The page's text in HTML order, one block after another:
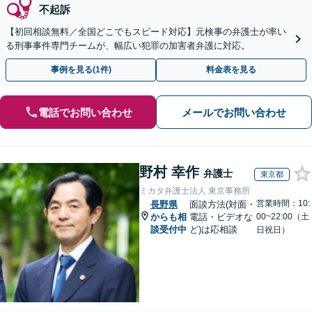
不起訴
【初回相談無料／全国どこでもスピード対応】元検事の弁護士が率い
る刑事事件専門チームが、幅広い犯罪の加害者弁護に対応。
事例を見る(1件) 料金表を見る
電話でお問い合わせ メールでお問い合わせ
野村 幸作 弁護士 東京都
ミカタ弁護士法人 東京事務所
長野県
からも相
談受付中
面談方法(対面・
電話・ビデオな
ど)は応相談
営業時間：10:
00~22:00（土
日祝日）